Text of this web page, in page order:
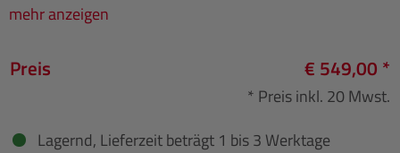
mehr anzeigen
Preis € 549,00 *
* Preis inkl. 20 Mwst.
Lagernd, Lieferzeit beträgt 1 bis 3 Werktage